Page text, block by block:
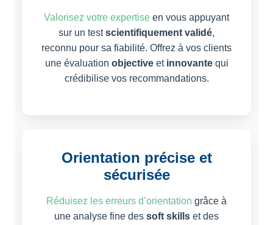
Valorisez votre expertise en vous appuyant
sur un testscientifiquement validé,
reconnu pour sa fiabilité. Offrez à vos clients
une évaluation objectiveet innovantequi
crédibilise vos recommandations.
Orientation précise et
sécurisée
Réduisez les erreurs d’orientation grâce à
une analyse fine des soft skills et des